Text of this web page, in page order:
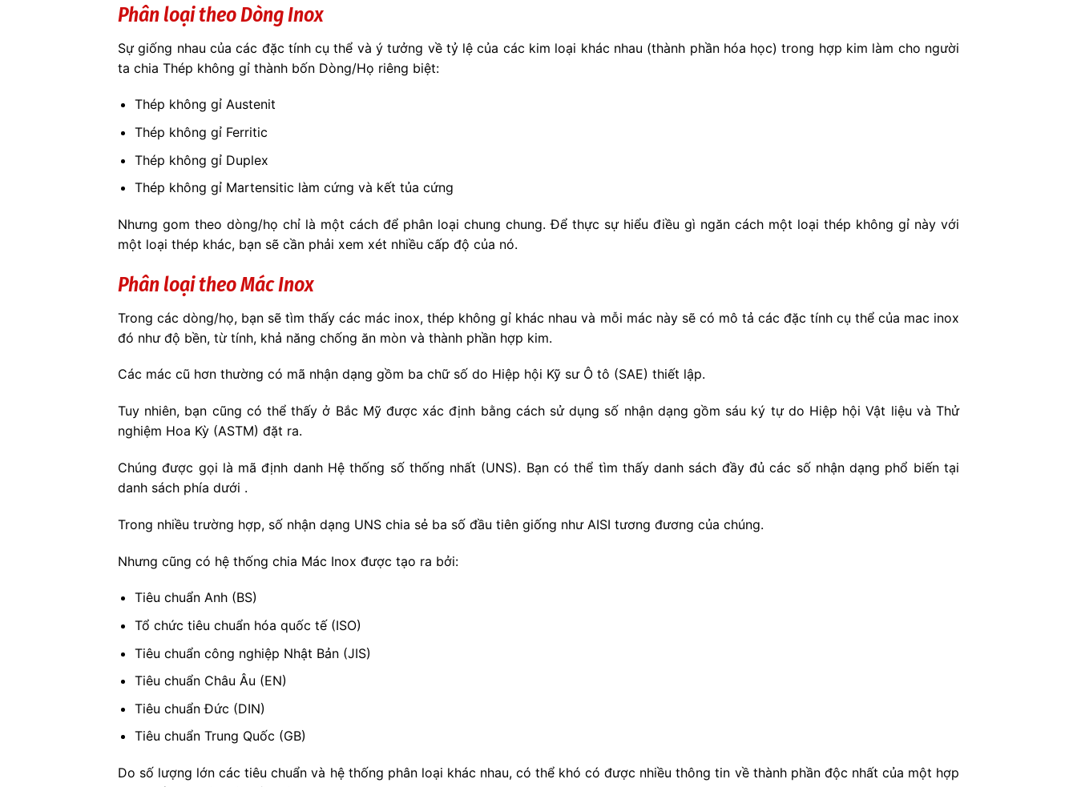
Phân loại theo Dòng Inox
Sự giống nhau của các đặc tính cụ thể và ý tưởng về tỷ lệ của các kim loại khác nhau (thành phần hóa học) trong hợp kim làm cho người
ta chia Thép không gỉ thành bốn Dòng/Họ riêng biệt:
Thép không gỉ Austenit
Thép không gỉ Ferritic
Thép không gỉ Duplex
Thép không gỉ Martensitic làm cứng và kết tủa cứng
Nhưng gom theo dòng/họ chỉ là một cách để phân loại chung chung. Để thực sự hiểu điều gì ngăn cách một loại thép không gỉ này với
một loại thép khác, bạn sẽ cần phải xem xét nhiều cấp độ của nó.
Phân loại theo Mác Inox
Trong các dòng/họ, bạn sẽ tìm thấy các mác inox, thép không gỉ khác nhau và mỗi mác này sẽ có mô tả các đặc tính cụ thể của mac inox
đó như độ bền, từ tính, khả năng chống ăn mòn và thành phần hợp kim.
Các mác cũ hơn thường có mã nhận dạng gồm ba chữ số do Hiệp hội Kỹ sư Ô tô (SAE) thiết lập.
Tuy nhiên, bạn cũng có thể thấy ở Bắc Mỹ được xác định bằng cách sử dụng số nhận dạng gồm sáu ký tự do Hiệp hội Vật liệu và Thử
nghiệm Hoa Kỳ (ASTM) đặt ra.
Chúng được gọi là mã định danh Hệ thống số thống nhất (UNS). Bạn có thể tìm thấy danh sách đầy đủ các số nhận dạng phổ biến tại
danh sách phía dưới .
Trong nhiều trường hợp, số nhận dạng UNS chia sẻ ba số đầu tiên giống như AISI tương đương của chúng.
Nhưng cũng có hệ thống chia Mác Inox được tạo ra bởi:
Tiêu chuẩn Anh (BS)
Tổ chức tiêu chuẩn hóa quốc tế (ISO)
Tiêu chuẩn công nghiệp Nhật Bản (JIS)
Tiêu chuẩn Châu Âu (EN)
Tiêu chuẩn Đức (DIN)
Tiêu chuẩn Trung Quốc (GB)
Do số lượng lớn các tiêu chuẩn và hệ thống phân loại khác nhau, có thể khó có được nhiều thông tin về thành phần độc nhất của một hợp